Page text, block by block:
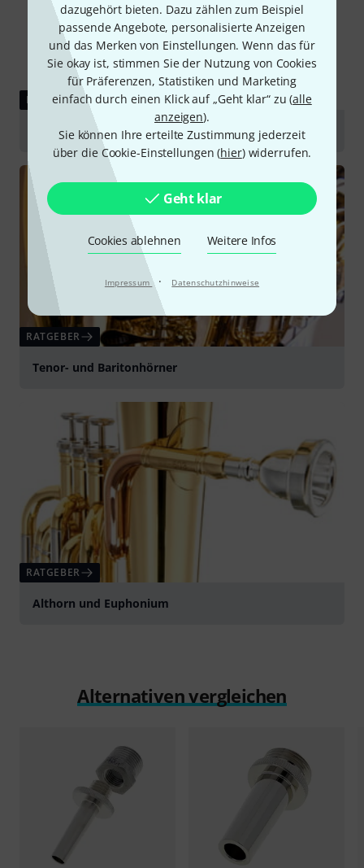
dazugehört bieten. Dazu zählen zum Beispiel
passende Angebote, personalisierte Anzeigen
und das Merken von Einstellungen. Wenn das für
Sie okay ist, stimmen Sie der Nutzung von Cookies
für Präferenzen, Statistiken und Marketing
einfach durch einen Klick auf „Geht klar“ zu (alle
anzeigen).
Sie können Ihre erteilte Zustimmung jederzeit
über die Cookie-Einstellungen (hier) widerrufen.
Geht klar
Cookies ablehnen Weitere Infos
Impressum · Datenschutzhinweise
RATGEBER
Tuben
RATGEBER
Tenor- und Baritonhörner
RATGEBER
Althorn und Euphonium
Alternativen vergleichen